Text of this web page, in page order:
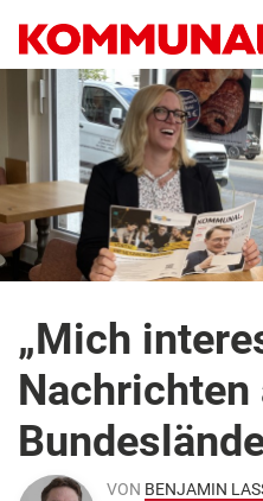
„Mich
Nachrichten
VON BENJAMIN